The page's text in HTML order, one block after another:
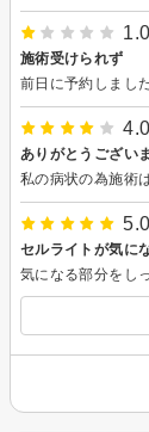
1.0
施術受けられず
4.0
ありがとうござい
5.0
セルライトが気に